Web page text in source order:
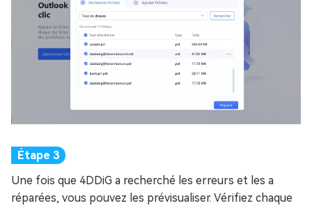
Une fois que 4DDiG a recherché les erreurs et les a
réparées, vous pouvez les prévisualiser. Vérifiez chaque